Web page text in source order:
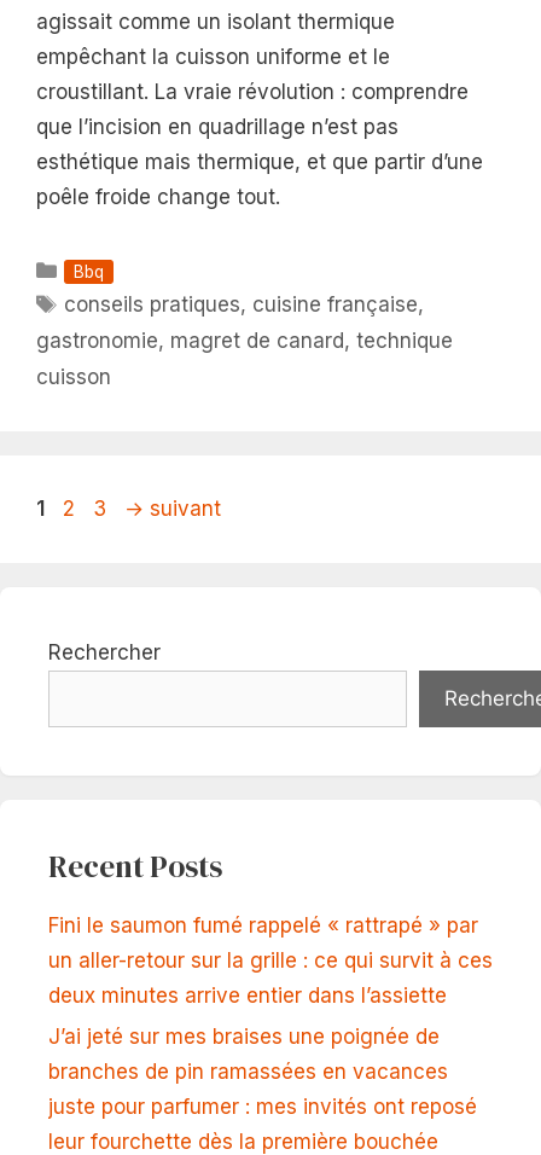
agissait comme un isolant thermique
empêchant la cuisson uniforme et le
croustillant. La vraie révolution : comprendre
que l’incision en quadrillage n’est pas
esthétique mais thermique, et que partir d’une
poêle froide change tout.
Catégories
Bbq
Étiquettes
conseils pratiques, cuisine française,
gastronomie, magret de canard, technique
cuisson
Page
1 Page
2 Page
3 → suivant
Rechercher
Recent Posts
Fini le saumon fumé rappelé « rattrapé » par
un aller-retour sur la grille : ce qui survit à ces
deux minutes arrive entier dans l’assiette
J’ai jeté sur mes braises une poignée de
branches de pin ramassées en vacances
juste pour parfumer : mes invités ont reposé
leur fourchette dès la première bouchée